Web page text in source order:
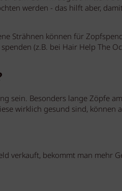
werden - das hilft aber,
Strähnen können für
(z.B. bei Hair Help The
sein. Besonders lange Zöpfe am
wirklich gesund sind, können
verkauft, bekommt man mehr